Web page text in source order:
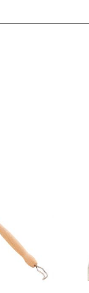
Narvik -
Bolagsgata 1,
Åpent i dag 10-20